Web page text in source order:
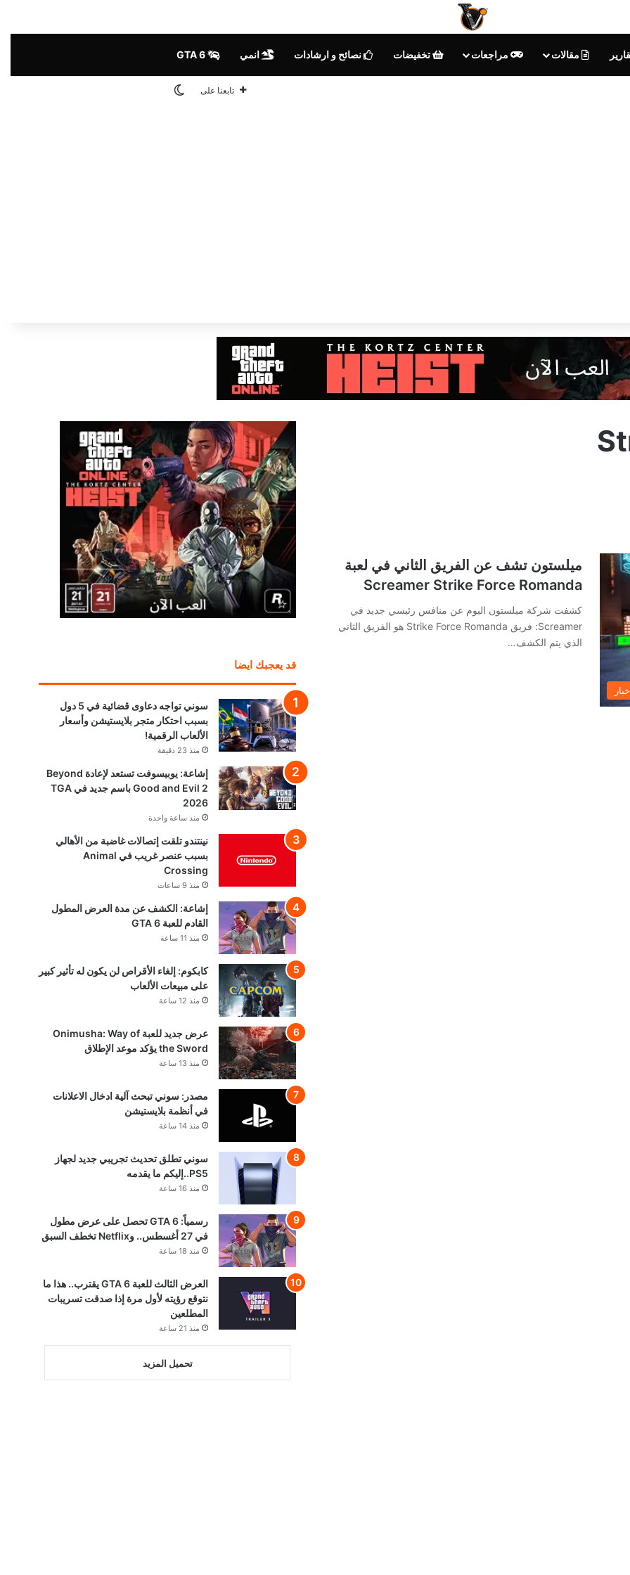
مقالات مراجعات تخفيضات نصائح و ارشادات انمي
تابعنا على الوضع المظلم
ميلستون تشف عن الفريق الثاني في لعبة
Screamer Strike Force Romanda
كشفت شركة ميلستون اليوم عن منافس رئيسي جديد في
Screamer: فريق Strike Force Romanda هو الفريق الثاني
الذي يتم الكشف…
قد يعجبك ايضا
سوني تواجه دعاوى قضائية في 5 دول
بسبب احتكار متجر بلايستيشن وأسعار
الألعاب الرقمية!
منذ 23 دقيقة
إشاعة: يوبيسوفت تستعد لإعادة Beyond
Good and Evil 2 باسم جديد في TGA
2026
منذ ساعة واحدة
نينتندو تلقت إتصالات غاضبة من الأهالي
بسبب عنصر غريب في Animal
Crossing
منذ 9 ساعات
إشاعة: الكشف عن مدة العرض المطول
القادم للعبة GTA 6
منذ 11 ساعة
كابكوم: إلغاء الأقراص لن يكون له تأثير كبير
على مبيعات الألعاب
منذ 12 ساعة
عرض جديد للعبة Onimusha: Way of
the Sword يؤكد موعد الإطلاق
منذ 13 ساعة
مصدر: سوني تبحث آلية ادخال الاعلانات
في أنظمة بلايستيشن
منذ 14 ساعة
سوني تطلق تحديث تجريبي جديد لجهاز
PS5..إليكم ما يقدمه
منذ 16 ساعة
رسمياً: GTA 6 تحصل على عرض مطول
في 27 أغسطس.. وNetflix تخطف السبق
منذ 18 ساعة
العرض الثالث للعبة GTA 6 يقترب.. هذا ما
نتوقع رؤيته لأول مرة إذا صدقت تسريبات
المطلعين
منذ 21 ساعة
تحميل المزيد